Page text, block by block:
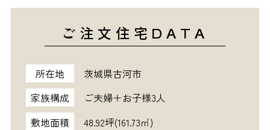
ご注文住宅DATA
所在地
茨城県古河市
家族構成
ご夫婦＋お子様3人
敷地面積
48.92坪(161.73㎡)